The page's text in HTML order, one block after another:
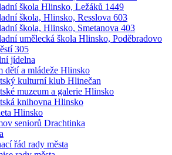
škola Hlinsko, Ležáků 1449
škola, Hlinsko, Resslova 603
škola, Hlinsko, Smetanova 403
umělecká škola Hlinsko, Poděbradovo
305
jídelna
dětí a mládeže Hlinsko
kulturní klub Hlinečan
muzeum a galerie Hlinsko
knihovna Hlinsko
Hlinsko
seniorů Drachtinka
řád rady města